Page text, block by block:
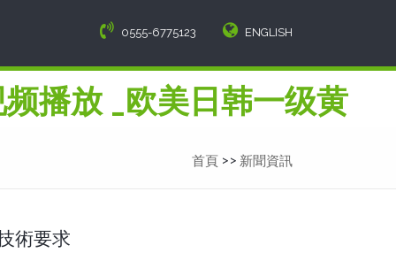
播放 _欧美日韩一级黄
0555-6775123 ENGLISH
首頁 >> 新聞資訊
術要求